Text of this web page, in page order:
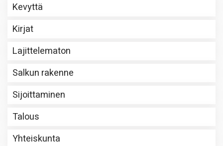
Kevyttä
Kirjat
Lajittelematon
Salkun rakenne
Sijoittaminen
Talous
Yhteiskunta